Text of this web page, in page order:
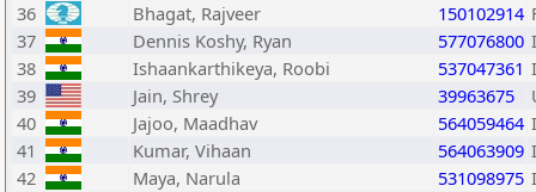
36
Bhagat, Rajveer 150102914
37
Dennis Koshy, Ryan 577076800
38
Ishaankarthikeya, Roobi 537047361
39
Jain, Shrey 39963675
40
Jajoo, Maadhav 564059464
41
Kumar, Vihaan 564063909
42
Maya, Narula 531098975